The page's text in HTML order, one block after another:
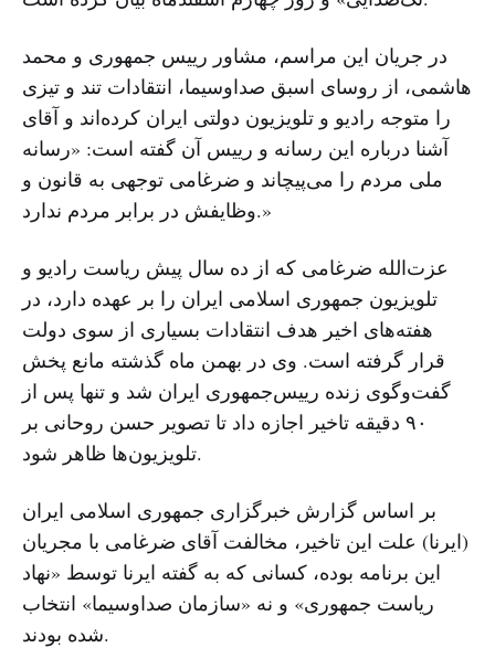
در جریان این مراسم، مشاور رییس جمهوری و محمد
هاشمی، از روسای اسبق صداوسیما، انتقادات تند و تیزی
را متوجه رادیو و تلویزیون دولتی ایران کرده‌اند و آقای
آشنا درباره این رسانه و رییس آن گفته است: «رسانه
ملی مردم را می‌پیچاند و ضرغامی توجهی به قانون و
وظایفش در برابر مردم ندارد.»
عزت‌الله ضرغامی که از ده سال پیش ریاست رادیو و
تلویزیون جمهوری اسلامی ایران را بر عهده دارد، در
هفته‌های اخیر هدف انتقادات بسیاری از سوی دولت
قرار گرفته است. وی در بهمن ماه گذشته مانع پخش
گفت‌وگوی زنده رییس‌جمهوری ایران شد و تنها پس از
۹۰ دقیقه تاخیر اجازه داد تا تصویر حسن روحانی بر
تلویزیون‌ها ظاهر شود.
بر اساس گزارش خبرگزاری جمهوری اسلامی ایران
(ایرنا) علت این تاخیر، مخالفت آقای ضرغامی با مجریان
این برنامه بوده، کسانی که به گفته ایرنا توسط «نهاد
ریاست جمهوری» و نه «سازمان صداوسیما» انتخاب
شده بودند.